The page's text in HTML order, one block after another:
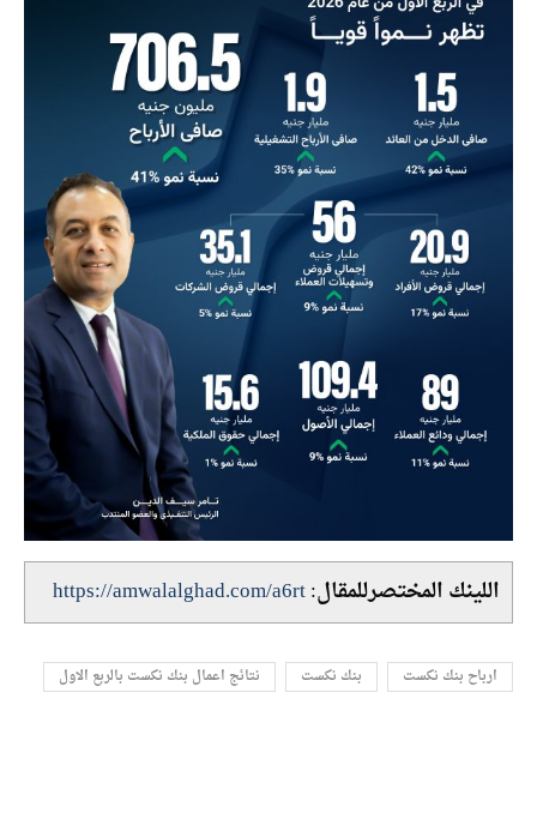
اللينك المختصرللمقال:https://amwalalghad.com/a6rt
ارباح بنك نكست بنك نكست نتائج اعمال بنك نكست بالربع الاول